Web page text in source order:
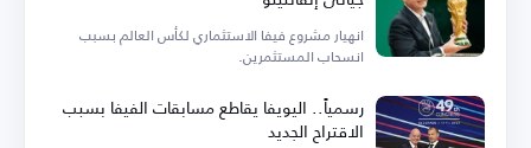
انهيار مشروع فيفا الاستثماري لكأس العالم بسبب
انسحاب المستثمرين.
رسمياً.. اليويفا يقاطع مسابقات الفيفا بسبب
الاقتراح الجديد